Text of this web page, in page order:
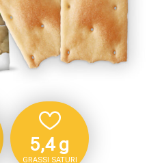
5,4 g
GRASSI SATURI